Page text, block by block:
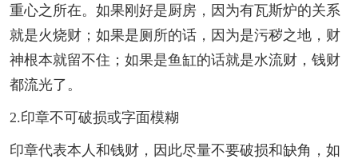
重心之所在。如果刚好是厨房，因为有瓦斯炉的关系
就是火烧财；如果是厕所的话，因为是污秽之地，财
神根本就留不住；如果是鱼缸的话就是水流财，钱财
都流光了。
2.印章不可破损或字面模糊
印章代表本人和钱财，因此尽量不要破损和缺角，如